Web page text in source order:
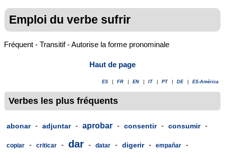
Emploi du verbe sufrir
Fréquent - Transitif - Autorise la forme pronominale
Haut de page
ES FR EN IT PT DE ES-América
Verbes les plus fréquents
abonar - adjuntar - aprobar - consentir - consumir -
copiar - criticar - dar - datar - digerir - empañar -